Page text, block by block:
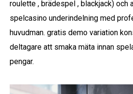
roulette , brädespel , blackjack) och
spelcasino underindelning med
huvudman. gratis demo variation
deltagare att smaka mäta innan
pengar.